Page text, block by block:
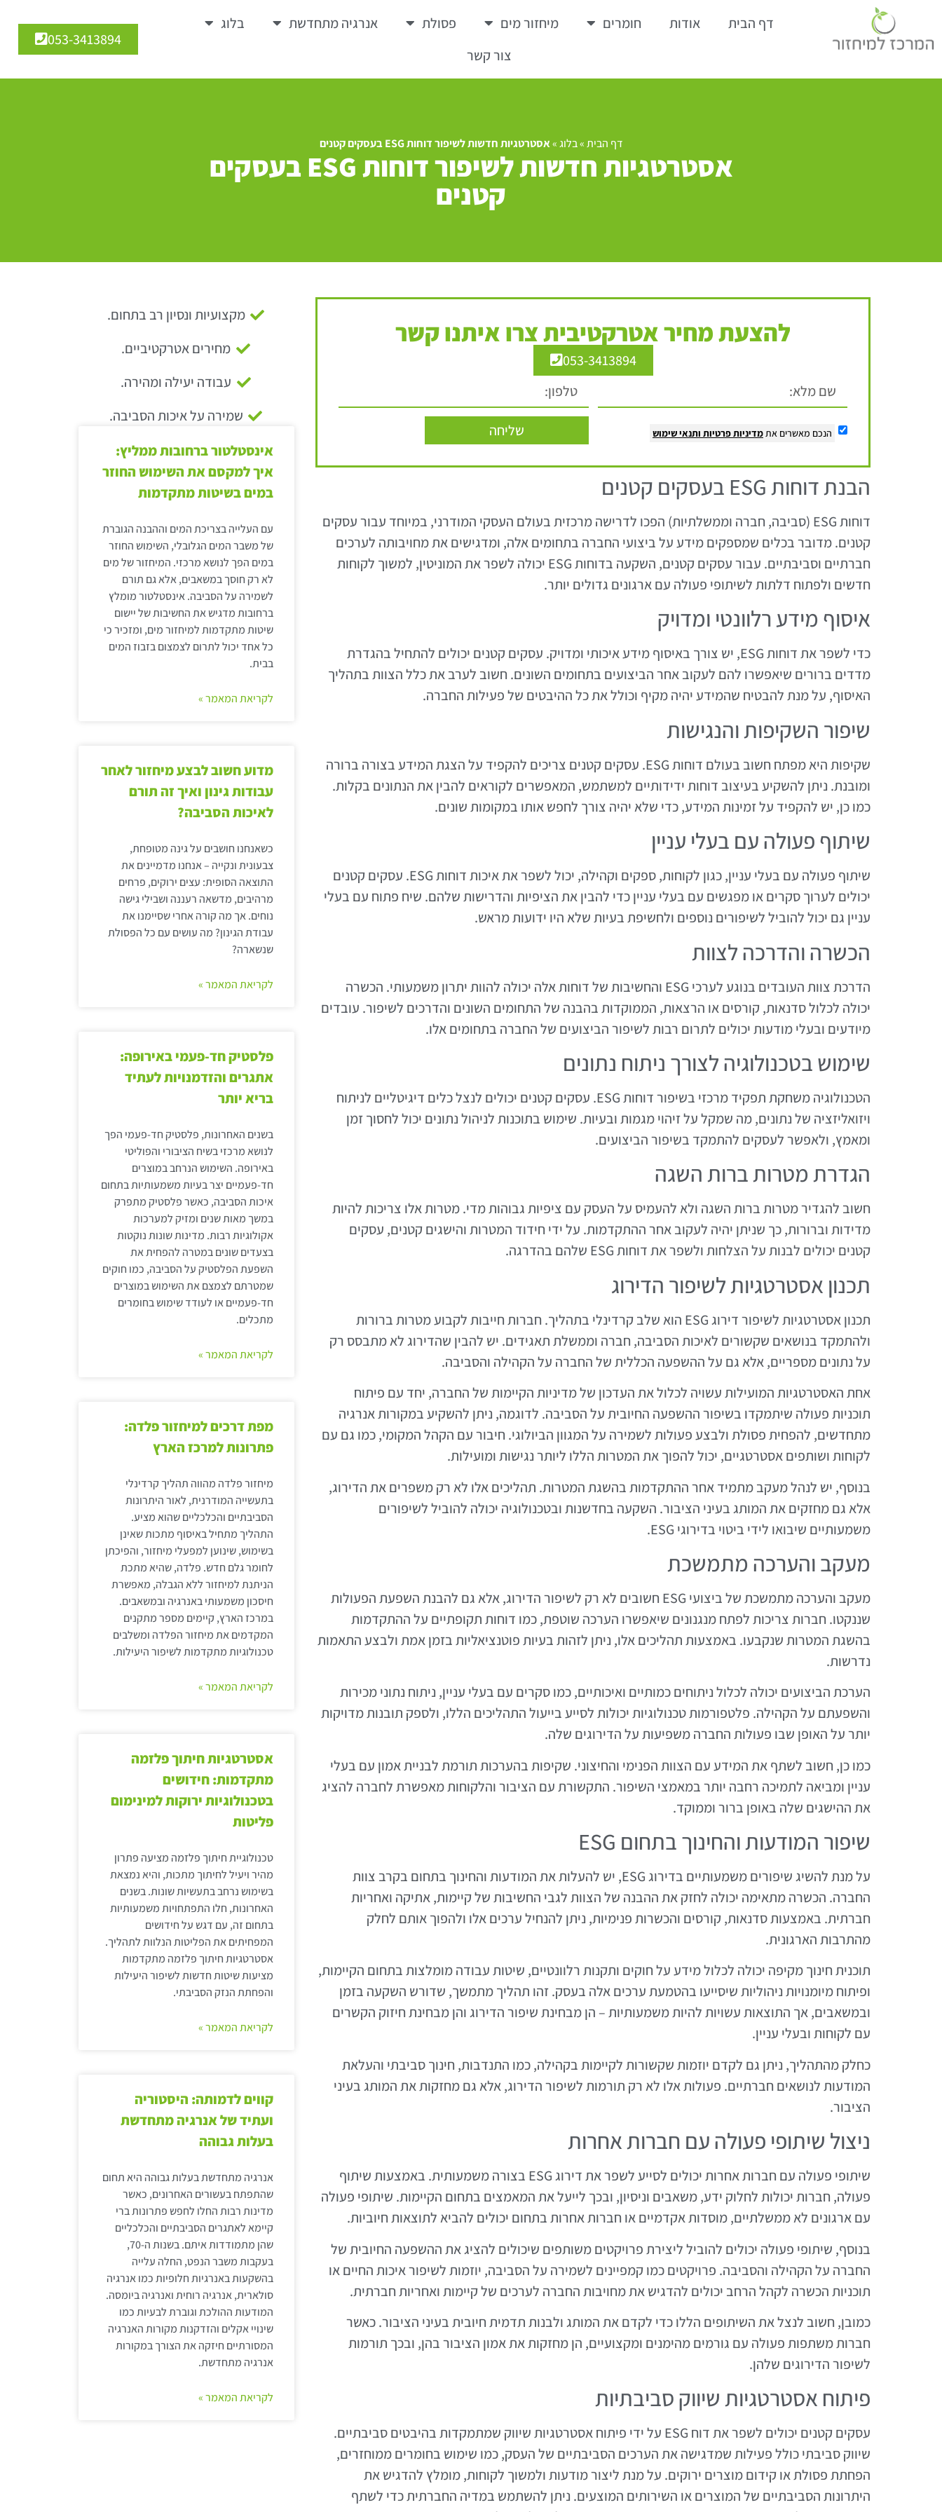
דף הבית אודות חומרים מיחזור מים פסולת אנרגיה מתחדשת
בלוג
צור קשר
053-3413894
דף הבית»בלוג»אסטרטגיות חדשות לשיפור דוחות ESG בעסקים קטנים
אסטרטגיות חדשות לשיפור דוחות ESG בעסקים
קטנים
להצעת מחיר אטרקטיבית צרו איתנו קשר
053-3413894
הנכם מאשרים אתמדיניות פרטיות ותנאי שימוש שליחה
הבנת דוחות ESG בעסקים קטנים
דוחות ESG (סביבה, חברה וממשלתיות) הפכו לדרישה מרכזית בעולם העסקי המודרני, במיוחד עבור עסקים
קטנים. מדובר בכלים שמספקים מידע על ביצועי החברה בתחומים אלה, ומדגישים את מחויבותה לערכים
חברתיים וסביבתיים. עבור עסקים קטנים, השקעה בדוחות ESG יכולה לשפר את המוניטין, למשוך לקוחות
חדשים ולפתוח דלתות לשיתופי פעולה עם ארגונים גדולים יותר.
איסוף מידע רלוונטי ומדויק
כדי לשפר את דוחות ESG, יש צורך באיסוף מידע איכותי ומדויק. עסקים קטנים יכולים להתחיל בהגדרת
מדדים ברורים שיאפשרו להם לעקוב אחר הביצועים בתחומים השונים. חשוב לערב את כלל הצוות בתהליך
האיסוף, על מנת להבטיח שהמידע יהיה מקיף וכולל את כל ההיבטים של פעילות החברה.
שיפור השקיפות והנגישות
שקיפות היא מפתח חשוב בעולם דוחות ESG. עסקים קטנים צריכים להקפיד על הצגת המידע בצורה ברורה
ומובנת. ניתן להשקיע בעיצוב דוחות ידידותיים למשתמש, המאפשרים לקוראים להבין את הנתונים בקלות.
כמו כן, יש להקפיד על זמינות המידע, כדי שלא יהיה צורך לחפש אותו במקומות שונים.
שיתוף פעולה עם בעלי עניין
שיתוף פעולה עם בעלי עניין, כגון לקוחות, ספקים וקהילה, יכול לשפר את איכות דוחות ESG. עסקים קטנים
יכולים לערוך סקרים או מפגשים עם בעלי עניין כדי להבין את הציפיות והדרישות שלהם. שיח פתוח עם בעלי
עניין גם יכול להוביל לשיפורים נוספים ולחשיפת בעיות שלא היו ידועות מראש.
הכשרה והדרכה לצוות
הדרכת צוות העובדים בנוגע לערכי ESG והחשיבות של דוחות אלה יכולה להוות יתרון משמעותי. הכשרה
יכולה לכלול סדנאות, קורסים או הרצאות, הממוקדות בהבנה של התחומים השונים והדרכים לשיפור. עובדים
מיודעים ובעלי מודעות יכולים לתרום רבות לשיפור הביצועים של החברה בתחומים אלו.
שימוש בטכנולוגיה לצורך ניתוח נתונים
הטכנולוגיה משחקת תפקיד מרכזי בשיפור דוחות ESG. עסקים קטנים יכולים לנצל כלים דיגיטליים לניתוח
ויזואליזציה של נתונים, מה שמקל על זיהוי מגמות ובעיות. שימוש בתוכנות לניהול נתונים יכול לחסוך זמן
ומאמץ, ולאפשר לעסקים להתמקד בשיפור הביצועים.
הגדרת מטרות ברות השגה
חשוב להגדיר מטרות ברות השגה ולא להעמיס על העסק עם ציפיות גבוהות מדי. מטרות אלו צריכות להיות
מדידות וברורות, כך שניתן יהיה לעקוב אחר ההתקדמות. על ידי חידוד המטרות והישגים קטנים, עסקים
קטנים יכולים לבנות על הצלחות ולשפר את דוחות ESG שלהם בהדרגה.
תכנון אסטרטגיות לשיפור הדירוג
תכנון אסטרטגיות לשיפור דירוג ESG הוא שלב קרדינלי בתהליך. חברות חייבות לקבוע מטרות ברורות
ולהתמקד בנושאים שקשורים לאיכות הסביבה, חברה וממשלת תאגידים. יש להבין שהדירוג לא מתבסס רק
על נתונים מספריים, אלא גם על ההשפעה הכללית של החברה על הקהילה והסביבה.
אחת האסטרטגיות המועילות עשויה לכלול את העדכון של מדיניות הקיימות של החברה, יחד עם פיתוח
תוכניות פעולה שיתמקדו בשיפור ההשפעה החיובית על הסביבה. לדוגמה, ניתן להשקיע במקורות אנרגיה
מתחדשים, להפחית פסולת ולבצע פעולות לשמירה על המגוון הביולוגי. חיבור עם הקהל המקומי, כמו גם עם
לקוחות ושותפים אסטרטגיים, יכול להפוך את המטרות הללו ליותר נגישות ומועילות.
בנוסף, יש לנהל מעקב מתמיד אחר ההתקדמות בהשגת המטרות. תהליכים אלו לא רק משפרים את הדירוג,
אלא גם מחזקים את המותג בעיני הציבור. השקעה בחדשנות ובטכנולוגיה יכולה להוביל לשיפורים
משמעותיים שיבואו לידי ביטוי בדירוגי ESG.
מעקב והערכה מתמשכת
מעקב והערכה מתמשכת של ביצועי ESG חשובים לא רק לשיפור הדירוג, אלא גם להבנת השפעת הפעולות
שננקטו. חברות צריכות לפתח מנגנונים שיאפשרו הערכה שוטפת, כמו דוחות תקופתיים על ההתקדמות
בהשגת המטרות שנקבעו. באמצעות תהליכים אלו, ניתן לזהות בעיות פוטנציאליות בזמן אמת ולבצע התאמות
נדרשות.
הערכת הביצועים יכולה לכלול ניתוחים כמותיים ואיכותיים, כמו סקרים עם בעלי עניין, ניתוח נתוני מכירות
והשפעתם על הקהילה. פלטפורמות טכנולוגיות יכולות לסייע בייעול התהליכים הללו, ולספק תובנות מדויקות
יותר על האופן שבו פעולות החברה משפיעות על הדירוגים שלה.
כמו כן, חשוב לשתף את המידע עם הצוות הפנימי והחיצוני. שקיפות בהערכות תורמת לבניית אמון עם בעלי
עניין ומביאה לתמיכה רחבה יותר במאמצי השיפור. התקשורת עם הציבור והלקוחות מאפשרת לחברה להציג
את ההישגים שלה באופן ברור וממוקד.
שיפור המודעות והחינוך בתחום ESG
על מנת להשיג שיפורים משמעותיים בדירוג ESG, יש להעלות את המודעות והחינוך בתחום בקרב צוות
החברה. הכשרה מתאימה יכולה לחזק את ההבנה של הצוות לגבי החשיבות של קיימות, אתיקה ואחריות
חברתית. באמצעות סדנאות, קורסים והכשרות פנימיות, ניתן להנחיל ערכים אלו ולהפוך אותם לחלק
מהתרבות הארגונית.
תוכנית חינוך מקיפה יכולה לכלול מידע על חוקים ותקנות רלוונטיים, שיטות עבודה מומלצות בתחום הקיימות,
ופיתוח מיומנויות ניהוליות שיסייעו בהטמעת ערכים אלה בעסק. זהו תהליך מתמשך, שדורש השקעה בזמן
ובמשאבים, אך התוצאות עשויות להיות משמעותיות – הן מבחינת שיפור הדירוג והן מבחינת חיזוק הקשרים
עם לקוחות ובעלי עניין.
כחלק מהתהליך, ניתן גם לקדם יוזמות שקשורות לקיימות בקהילה, כמו התנדבות, חינוך סביבתי והעלאת
המודעות לנושאים חברתיים. פעולות אלו לא רק תורמות לשיפור הדירוג, אלא גם מחזקות את המותג בעיני
הציבור.
ניצול שיתופי פעולה עם חברות אחרות
שיתופי פעולה עם חברות אחרות יכולים לסייע לשפר את דירוג ESG בצורה משמעותית. באמצעות שיתוף
פעולה, חברות יכולות לחלוק ידע, משאבים וניסיון, ובכך לייעל את המאמצים בתחום הקיימות. שיתופי פעולה
עם ארגונים לא ממשלתיים, מוסדות אקדמיים או חברות אחרות בתחום יכולים להביא לתוצאות חיוביות.
בנוסף, שיתופי פעולה יכולים להוביל ליצירת פרויקטים משותפים שיכולים להציג את ההשפעה החיובית של
החברה על הקהילה והסביבה. פרויקטים כמו קמפיינים לשמירה על הסביבה, יוזמות לשיפור איכות החיים או
תוכניות הכשרה לקהל הרחב יכולים להדגיש את מחויבות החברה לערכים של קיימות ואחריות חברתית.
כמובן, חשוב לנצל את השיתופים הללו כדי לקדם את המותג ולבנות תדמית חיובית בעיני הציבור. כאשר
חברות משתפות פעולה עם גורמים מהימנים ומקצועיים, הן מחזקות את אמון הציבור בהן, ובכך תורמות
לשיפור הדירוגים שלהן.
פיתוח אסטרטגיות שיווק סביבתיות
עסקים קטנים יכולים לשפר את דוח ESG על ידי פיתוח אסטרטגיות שיווק שמתמקדות בהיבטים סביבתיים.
שיווק סביבתי כולל פעילות שמדגישה את הערכים הסביבתיים של העסק, כמו שימוש בחומרים ממוחזרים,
הפחתת פסולת או קידום מוצרים ירוקים. על מנת ליצור מודעות ולמשוך לקוחות, מומלץ להדגיש את
היתרונות הסביבתיים של המוצרים או השירותים המוצעים. ניתן להשתמש במדיה החברתית כדי לשתף
מקצועיות ונסיון רב בתחום.
מחירים אטרקטיביים.
עבודה יעילה ומהירה.
שמירה על איכות הסביבה.
אינסטלטור ברחובות ממליץ:
איך למקסם את השימוש החוזר
במים בשיטות מתקדמות
עם העלייה בצריכת המים וההבנה הגוברת
של משבר המים הגלובלי, השימוש החוזר
במים הפך לנושא מרכזי. המיחזור של מים
לא רק חוסך במשאבים, אלא גם תורם
לשמירה על הסביבה. אינסטלטור מומלץ
ברחובות מדגיש את החשיבות של יישום
שיטות מתקדמות למיחזור מים, ומזכיר כי
כל אחד יכול לתרום לצמצום בזבוז המים
בבית.
לקריאת המאמר »
מדוע חשוב לבצע מיחזור לאחר
עבודות גינון ואיך זה תורם
לאיכות הסביבה?
כשאנחנו חושבים על גינה מטופחת,
צבעונית ונקייה – אנחנו מדמיינים את
התוצאה הסופית: עצים ירוקים, פרחים
מרהיבים, מדשאה רעננה ושבילי גישה
נוחים. אך מה קורה אחרי שסיימנו את
עבודת הגינון? מה עושים עם כל הפסולת
שנשארה?
לקריאת המאמר »
פלסטיק חד-פעמי באירופה:
אתגרים והזדמנויות לעתיד
בריא יותר
בשנים האחרונות, פלסטיק חד-פעמי הפך
לנושא מרכזי בשיח הציבורי והפוליטי
באירופה. השימוש הנרחב במוצרים
חד-פעמיים יצר בעיות משמעותיות בתחום
איכות הסביבה, כאשר פלסטיק מתפרק
במשך מאות שנים ומזיק למערכות
אקולוגיות רבות. מדינות שונות נוקטות
בצעדים שונים במטרה להפחית את
השפעת הפלסטיק על הסביבה, כמו חוקים
שמטרתם לצמצם את השימוש במוצרים
חד-פעמיים או לעודד שימוש בחומרים
מתכלים.
לקריאת המאמר »
מפת דרכים למיחזור פלדה:
פתרונות למרכז הארץ
מיחזור פלדה מהווה תהליך קרדינלי
בתעשייה המודרנית, לאור היתרונות
הסביבתיים והכלכליים שהוא מציע.
התהליך מתחיל באיסוף מתכות שאינן
בשימוש, שינוען למפעלי מיחזור, והפיכתן
לחומר גלם חדש. פלדה, שהיא מתכת
הניתנת למיחזור ללא הגבלה, מאפשרת
חיסכון משמעותי באנרגיה ובמשאבים.
במרכז הארץ, קיימים מספר מתקנים
המקדמים את מיחזור הפלדה ומשלבים
טכנולוגיות מתקדמות לשיפור היעילות.
לקריאת המאמר »
אסטרטגיות חיתוך פלזמה
מתקדמות: חידושים
בטכנולוגיות ירוקות למינימום
פליטות
טכנולוגיית חיתוך פלזמה מציעה פתרון
מהיר ויעיל לחיתוך מתכות, והיא נמצאת
בשימוש נרחב בתעשיות שונות. בשנים
האחרונות, חלו התפתחויות משמעותיות
בתחום זה, עם דגש על חידושים
המפחיתים את הפליטות הנלוות לתהליך.
אסטרטגיות חיתוך פלזמה מתקדמות
מציעות שיטות חדשות לשיפור היעילות
והפחתת הנזק הסביבתי.
לקריאת המאמר »
קווים לדמותה: היסטוריה
ועתיד של אנרגיה מתחדשת
בעלות גבוהה
אנרגיה מתחדשת בעלות גבוהה היא תחום
שהתפתח בעשורים האחרונים, כאשר
מדינות רבות החלו לחפש פתרונות ברי
קיימא לאתגרים הסביבתיים והכלכליים
שהן מתמודדות איתם. בשנות ה-70,
בעקבות משבר הנפט, החלה עלייה
בהשקעות באנרגיות חלופיות כמו אנרגיה
סולארית, אנרגיה רוחית ואנרגיה ביומסה.
המודעות ההולכת וגוברת לבעיות כמו
שינויי אקלים והזדקנות מקורות האנרגיה
המסורתיים חיזקה את הצורך במקורות
אנרגיה מתחדשת.
לקריאת המאמר »